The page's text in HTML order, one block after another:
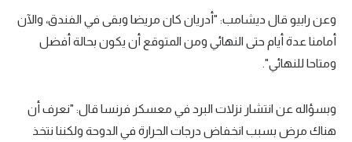
وعن رابيو قال ديشامب: "أدريان كان مريضا وبقى في الفندق، والآن
أمامنا عدة أيام حتى النهائي ومن المتوقع أن يكون بحالة أفضل
ومتاحا للنهائي".
وبسؤاله عن انتشار نزلات البرد في معسكر فرنسا قال: "نعرف أن
هناك مرض بسبب انخفاض درجات الحرارة في الدوحة ولكننا نتخذ